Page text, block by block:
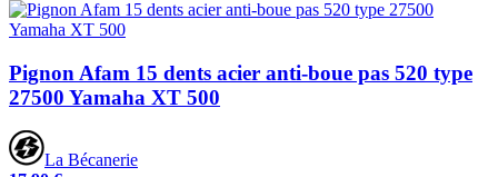
Pignon Afam 15 dents acier anti-boue pas 520 type
27500 Yamaha XT 500
La Bécanerie